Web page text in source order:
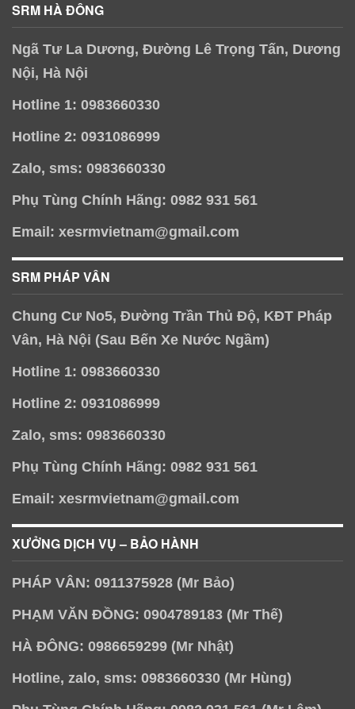
SRM HÀ ĐÔNG
Ngã Tư La Dương, Đường Lê Trọng Tấn, Dương
Nội, Hà Nội
Hotline 1: 0983660330
Hotline 2: 0931086999
Zalo, sms: 0983660330
Phụ Tùng Chính Hãng: 0982 931 561
Email: xesrmvietnam@gmail.com
SRM PHÁP VÂN
Chung Cư No5, Đường Trần Thủ Độ, KĐT Pháp
Vân, Hà Nội (Sau Bến Xe Nước Ngầm)
Hotline 1: 0983660330
Hotline 2: 0931086999
Zalo, sms: 0983660330
Phụ Tùng Chính Hãng: 0982 931 561
Email: xesrmvietnam@gmail.com
XƯỞNG DỊCH VỤ – BẢO HÀNH
PHÁP VÂN: 0911375928 (Mr Bảo)
PHẠM VĂN ĐỒNG: 0904789183 (Mr Thế)
HÀ ĐÔNG: 0986659299 (Mr Nhật)
Hotline, zalo, sms: 0983660330 (Mr Hùng)